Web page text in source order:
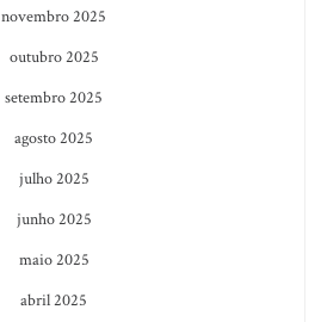
novembro 2025
outubro 2025
setembro 2025
agosto 2025
julho 2025
junho 2025
maio 2025
abril 2025